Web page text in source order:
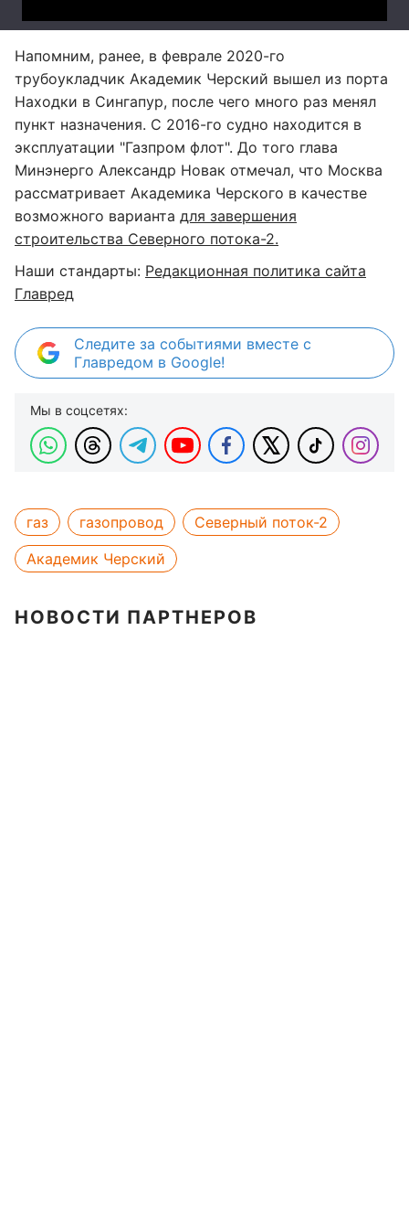
Напомним, ранее, в феврале 2020-го
трубоукладчик Академик Черский вышел из порта
Находки в Сингапур, после чего много раз менял
пункт назначения. С 2016-го судно находится в
эксплуатации "Газпром флот". До того глава
Минэнерго Александр Новак отмечал, что Москва
рассматривает Академика Черского в качестве
возможного варианта для завершения
строительства Северного потока-2.
Наши стандарты: Редакционная политика сайта
Главред
Следите за событиями вместе с
Главредом в Google!
Мы в соцсетях:
газ газопровод
Северный поток-2
Академик Черский
НОВОСТИ ПАРТНЕРОВ